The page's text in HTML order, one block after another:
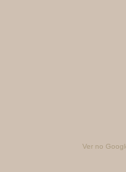
Ver no